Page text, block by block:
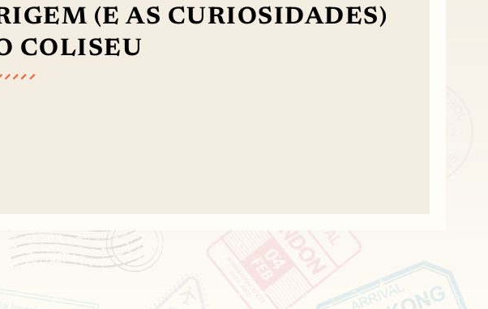
(E AS CURIOSIDADES)
COLISEU